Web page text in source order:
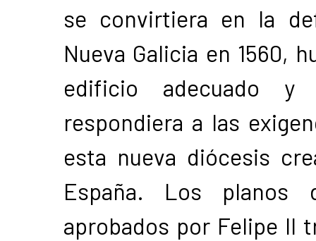
se convirtiera en la
Nueva Galicia en 1560,
edificio adecuado
respondiera a las
esta nueva diócesis
España. Los planos
aprobados por Felipe II